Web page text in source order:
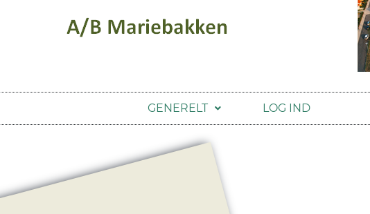
GENERELT LOG IND